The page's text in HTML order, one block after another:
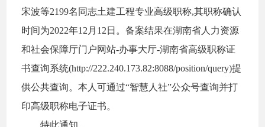
宋波等2199名同志土建工程专业高级职称,其职称确认
时间为2022年12 月 12 日。备案结果在湖南省人力资源
和社会保障厅门户网站-办事大厅-湖南省高级职称证
书查询系统(http://222.240.173.82:8088/position/query)提
供公共查询。本人可通过“智慧人社”公众号查询并打
印高级职称电子证书。
特此通知。